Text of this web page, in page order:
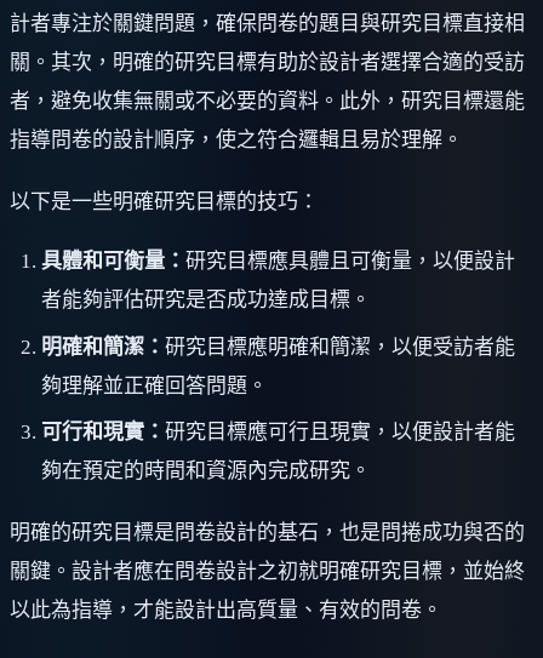
計者專注於關鍵問題，確保問卷的題目與研究目標直接相
關。其次，明確的研究目標有助於設計者選擇合適的受訪
者，避免收集無關或不必要的資料。此外，研究目標還能
指導問卷的設計順序，使之符合邏輯且易於理解。
以下是一些明確研究目標的技巧：
具體和可衡量： 研究目標應具體且可衡量，以便設計
者能夠評估研究是否成功達成目標。
明確和簡潔： 研究目標應明確和簡潔，以便受訪者能
夠理解並正確回答問題。
可行和現實： 研究目標應可行且現實，以便設計者能
夠在預定的時間和資源內完成研究。
明確的研究目標是問卷設計的基石，也是問捲成功與否的
關鍵。設計者應在問卷設計之初就明確研究目標，並始終
以此為指導，才能設計出高質量、有效的問卷。